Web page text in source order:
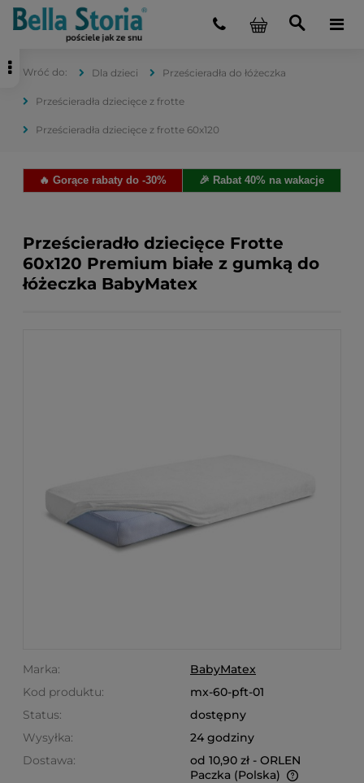
Dla dzieci Prześcieradła do łóżeczka
Prześcieradła dziecięce z frotte
Prześcieradła dziecięce z frotte 60x120
🔥 Gorące rabaty do -30% 🎉 Rabat 40% na wakacje
Prześcieradło dziecięce Frotte
60x120 Premium białe z gumką do
łóżeczka BabyMatex
Marka:
BabyMatex
Kod produktu:
mx-60-pft-01
Status:
dostępny
Wysyłka:
24 godziny
Dostawa:
od 10,90 zł - ORLEN
Paczka (Polska)